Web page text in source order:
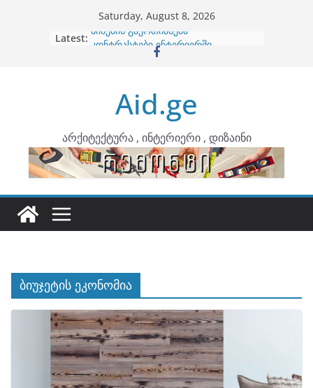
Saturday, August 8, 2026
Latest: ბინების გაერთიანება
კონტრასტები ინტერიერში
ინტერიერის დიზიანი
არტემიდი წარმოგიდგენთ
Aid.ge
არქიტექტურა , ინტერიერი , დიზაინი
ბიუჯეტის ეკონომია